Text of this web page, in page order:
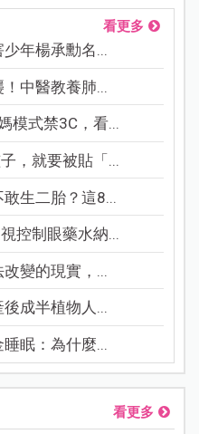
看更多
年楊承勳名...
中醫教養肺...
模式禁3C，看...
，就要被貼「...
生二胎？這8...
控制眼藥水納...
變的現實，...
成半植物人...
眠：為什麼...
看更多